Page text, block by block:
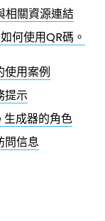
相關資源連結
何使用QR碼。
使用案例
提示
生成器的角色
問信息